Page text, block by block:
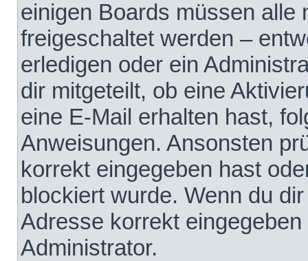
einigen Boards müssen alle
freigeschaltet werden –
erledigen oder ein
dir mitgeteilt, ob eine
eine E-Mail erhalten hast,
Anweisungen. Ansonsten
korrekt eingegeben hast
blockiert wurde. Wenn du
Adresse korrekt
Administrator.